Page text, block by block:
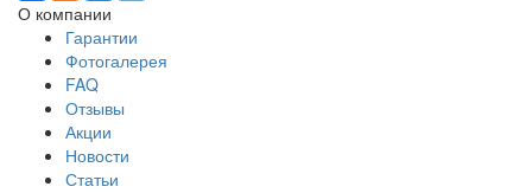
О компании
Гарантии
Фотогалерея
FAQ
Отзывы
Акции
Новости
Статьи